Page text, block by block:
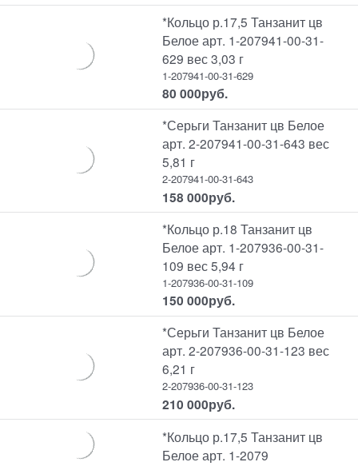
*Кольцо р.17,5 Танзанит цв
Белое арт. 1-207941-00-31-
629 вес 3,03 г
1-207941-00-31-629
80 000руб.
*Серьги Танзанит цв Белое
арт. 2-207941-00-31-643 вес
5,81 г
2-207941-00-31-643
158 000руб.
*Кольцо р.18 Танзанит цв
Белое арт. 1-207936-00-31-
109 вес 5,94 г
1-207936-00-31-109
150 000руб.
*Серьги Танзанит цв Белое
арт. 2-207936-00-31-123 вес
6,21 г
2-207936-00-31-123
210 000руб.
*Кольцо р.17,5 Танзанит цв
Белое арт. 1-2079